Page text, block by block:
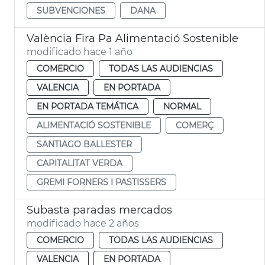
SUBVENCIONES
DANA
València Fira Pa Alimentació Sostenible
modificado hace 1 año
COMERCIO
TODAS LAS AUDIENCIAS
VALENCIA
EN PORTADA
EN PORTADA TEMÁTICA
NORMAL
ALIMENTACIÓ SOSTENIBLE
COMERÇ
SANTIAGO BALLESTER
CAPITALITAT VERDA
GREMI FORNERS I PASTISSERS
Subasta paradas mercados
modificado hace 2 años
COMERCIO
TODAS LAS AUDIENCIAS
VALENCIA
EN PORTADA